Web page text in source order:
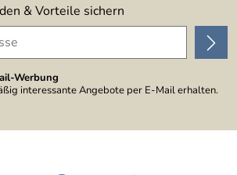
& Vorteile sichern
Werbung
interessante Angebote per E-Mail erhalten.
wird nicht an andere Unternehmen
Zwecken wird in anonymer Form